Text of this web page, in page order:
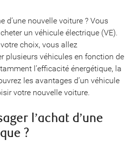
d’une nouvelle voiture ? Vous
un véhicule électrique (VE).
choix, vous allez
plusieurs véhicules en fonction de
l’efficacité énergétique, la
les avantages d’un véhicule
votre nouvelle voiture.
l’achat d’une
?